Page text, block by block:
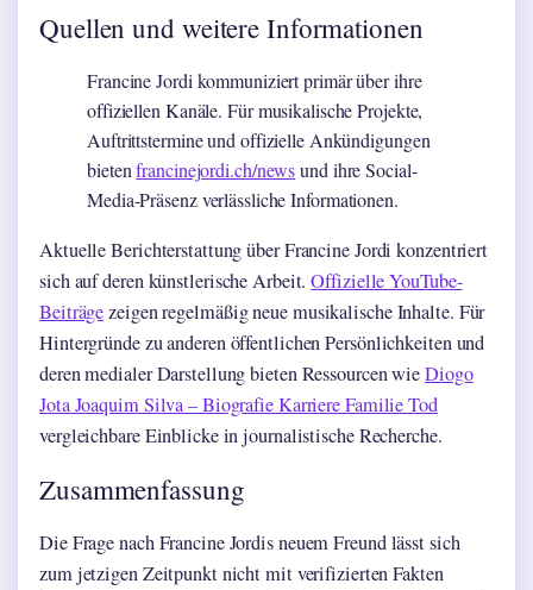
Quellen und weitere Informationen
Francine Jordi kommuniziert primär über ihre
offiziellen Kanäle. Für musikalische Projekte,
Auftrittstermine und offizielle Ankündigungen
bietenfrancinejordi.ch/newsund ihre Social-
Media-Präsenz verlässliche Informationen.
Aktuelle Berichterstattung über Francine Jordi konzentriert
sich auf deren künstlerische Arbeit.Offizielle YouTube-
Beiträgezeigen regelmäßig neue musikalische Inhalte. Für
Hintergründe zu anderen öffentlichen Persönlichkeiten und
deren medialer Darstellung bieten Ressourcen wieDiogo
Jota Joaquim Silva – Biografie Karriere Familie Tod
vergleichbare Einblicke in journalistische Recherche.
Zusammenfassung
Die Frage nach Francine Jordis neuem Freund lässt sich
zum jetzigen Zeitpunkt nicht mit verifizierten Fakten